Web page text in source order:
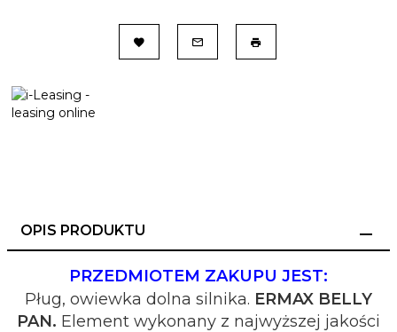
OPIS PRODUKTU
PRZEDMIOTEM ZAKUPU JEST:
Pług, owiewka dolna silnika. ERMAX BELLY
PAN. Element wykonany z najwyższej jakości